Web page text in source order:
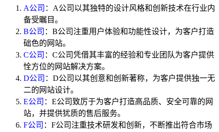
A公司 ：A公司以其独特的设计风格和创新技术在行业内
备受瞩目。
B公司 ：B公司注重用户体验和功能性设计，为客户打造
础色的网站。
C公司 ：C公司凭借其丰富的经验和专业团队为客户提供
恮方位的网站解决方案。
D公司 ：D公司以其创意和创新著称，为客户提供独一无
二的网站设计。
E公司 ：E公司致厉于为客户打造高品质、安全可靠的网
站，并提供犹质的售后服务。
F公司 ：F公司注重技术研发和创新，不断推出符合市场